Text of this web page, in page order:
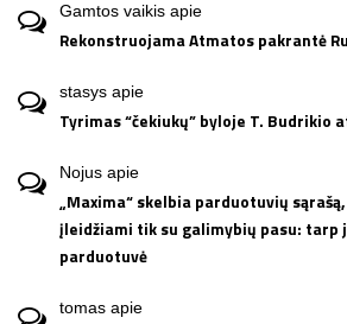
Gamtos vaikis apie
Rekonstruojama Atmatos pakrantė
stasys apie
Tyrimas “čekiukų” byloje T. Budrikio
Nojus apie
„Maxima“ skelbia parduotuvių
įleidžiami tik su galimybių pasu: tarp
parduotuvė
tomas apie